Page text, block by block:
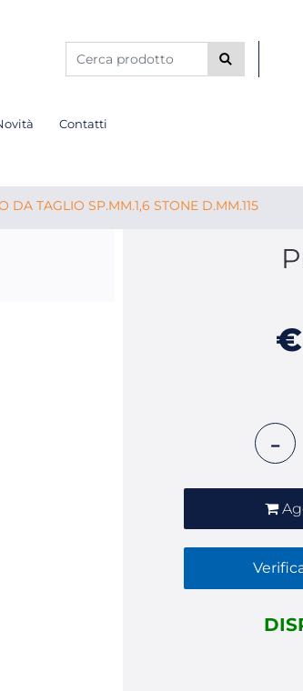
Contatti
DA TAGLIO SP.MM.1,6 STONE D.MM.115